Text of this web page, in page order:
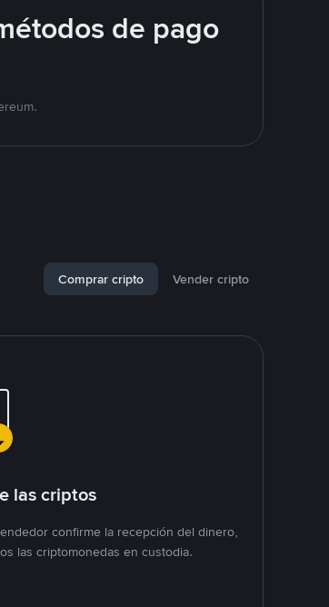
de pago
Comprar cripto Vender cripto
las criptos
confirme la recepción del dinero,
las criptomonedas en custodia.